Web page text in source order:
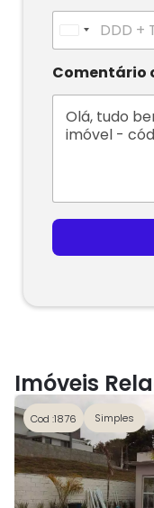
n
i
d
S
e
s
1
Comentário
Imóveis
Cod :1876 Simples